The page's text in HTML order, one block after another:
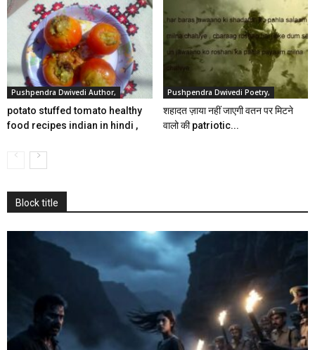
Pushpendra Dwivedi Author,
potato stuffed tomato healthy
food recipes indian in hindi ,
Pushpendra Dwivedi Poetry,
शहादत ज़ाया नहीं जाएगी वतन पर मिटने
वालो की patriotic...
Block title